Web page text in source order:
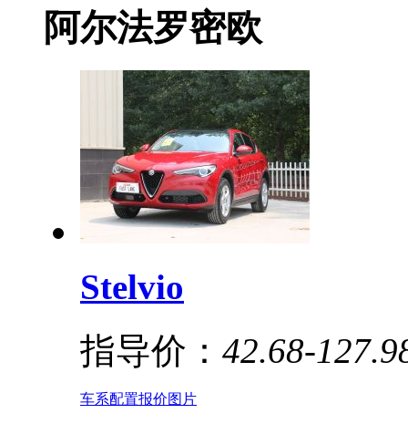
阿尔法罗密欧
Stelvio
指导价： 42.68-
车系配置报价图片